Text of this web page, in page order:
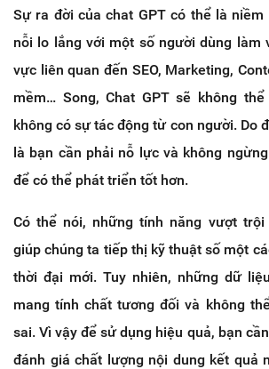
Sự ra đời của chat GPT có thể là
nỗi lo lắng với một số người dùng làm
vực liên quan đến SEO, Marketing,
mềm… Song, Chat GPT sẽ không
không có sự tác động từ con người. Do
là bạn cần phải nỗ lực và không
để có thể phát triển tốt hơn.
Có thể nói, những tính năng vượt trội
giúp chúng ta tiếp thị kỹ thuật số một
thời đại mới. Tuy nhiên, những dữ
mang tính chất tương đối và không
sai. Vì vậy để sử dụng hiệu quả, bạn
đánh giá chất lượng nội dung kết quả